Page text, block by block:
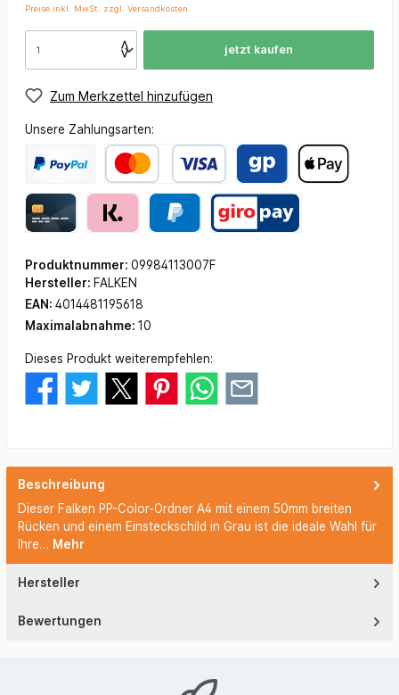
Preise inkl. MwSt. zzgl. Versandkosten
jetzt kaufen
Zum Merkzettel hinzufügen
Unsere Zahlungsarten:
Produktnummer: 09984113007F
Hersteller: FALKEN
EAN: 4014481195618
Maximalabnahme: 10
Dieses Produkt weiterempfehlen:
Beschreibung
Dieser Falken PP-Color-Ordner A4 mit einem 50mm breiten
Rücken und einem Einsteckschild in Grau ist die ideale Wahl für
Ihre… Mehr
Hersteller
Bewertungen